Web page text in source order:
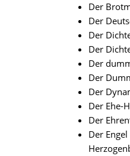
Der
Der
Der
Der
Der
Der
Der
Der Ehe-
Der
Der